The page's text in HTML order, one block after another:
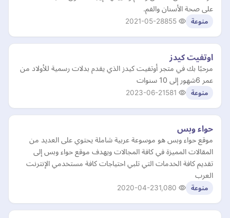
على صحة الأسنان والفم.
منوعة 2021-05-28
اوتفيت كيدز
مرحبًا بك في متجر أوتفيت كيدز الذي يقدم بدلات رسمية للأولاد من
عمر 6شهور إلى 10 سنوات
منوعة 2023-06-21
حواء وبس
موقع حواء وبس هو موسوعة عربية شاملة يحتوي على العديد من
المقالات المميزة في كافة المجالات ويهدف موقع حواء وبس إلى
تقديم كافة الخدمات التي تلبي احتياجات كافة مستخدمي الإنترنت
العرب
منوعة 2020-04-23